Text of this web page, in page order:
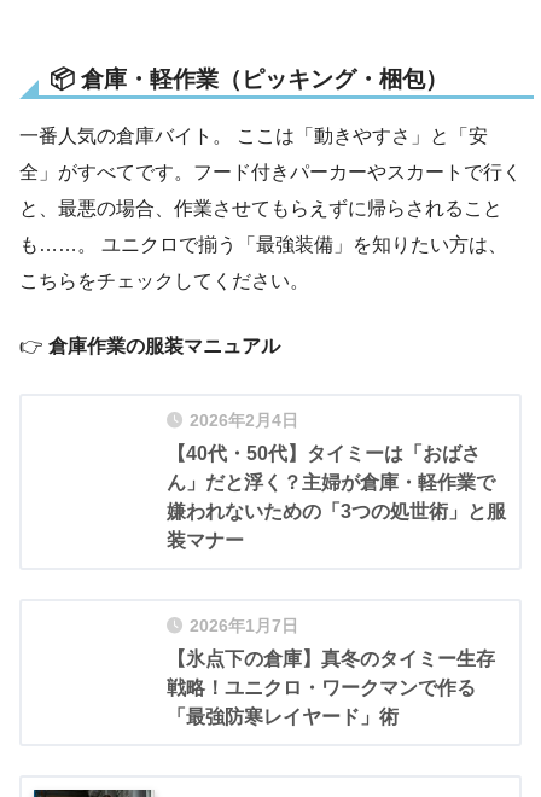
📦 倉庫・軽作業（ピッキング・梱包）
一番人気の倉庫バイト。 ここは「動きやすさ」と「安
全」がすべてです。フード付きパーカーやスカートで行く
と、最悪の場合、作業させてもらえずに帰らされること
も……。 ユニクロで揃う「最強装備」を知りたい方は、
こちらをチェックしてください。
👉 倉庫作業の服装マニュアル
2026年2月4日
【40代・50代】タイミーは「おばさ
ん」だと浮く？主婦が倉庫・軽作業で
嫌われないための「3つの処世術」と服
装マナー
2026年1月7日
【氷点下の倉庫】真冬のタイミー生存
戦略！ユニクロ・ワークマンで作る
「最強防寒レイヤード」術